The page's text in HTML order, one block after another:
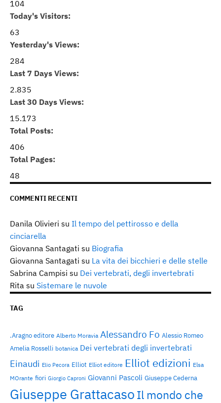
104
Today's Visitors:
63
Yesterday's Views:
284
Last 7 Days Views:
2.835
Last 30 Days Views:
15.173
Total Posts:
406
Total Pages:
48
COMMENTI RECENTI
Danila Olivieri su Il tempo del pettirosso e della
cinciarella
Giovanna Santagati su Biografia
Giovanna Santagati su La vita dei bicchieri e delle stelle
Sabrina Campisi su Dei vertebrati, degli invertebrati
Rita su Sistemare le nuvole
TAG
.Aragno editore Alberto Moravia Alessandro Fo Alessio Romeo
Amelia Rosselli botanica Dei vertebrati degli invertebrati
Einaudi Elio Pecora Elliot Elliot editore Elliot edizioni Elsa
MOrante fiori Giorgio Caproni Giovanni Pascoli Giuseppe Cederna
Giuseppe Grattacaso Il mondo che